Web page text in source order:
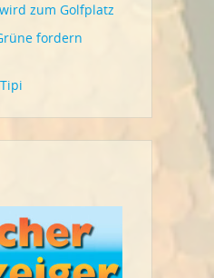
zum Golfplatz
fordern